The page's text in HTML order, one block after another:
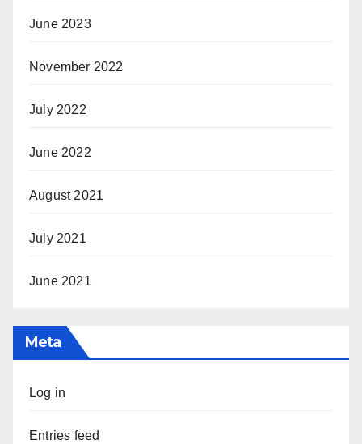
June 2023
November 2022
July 2022
June 2022
August 2021
July 2021
June 2021
Meta
Log in
Entries feed